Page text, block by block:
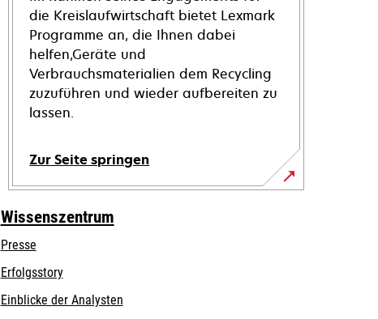
die Kreislaufwirtschaft bietet Lexmark
Programme an, die Ihnen dabei
helfen,Geräte und
Verbrauchsmaterialien dem Recycling
zuzuführen und wieder aufbereiten zu
lassen.
Zur Seite springen
Wissenszentrum
Presse
Erfolgsstory
Einblicke der Analysten